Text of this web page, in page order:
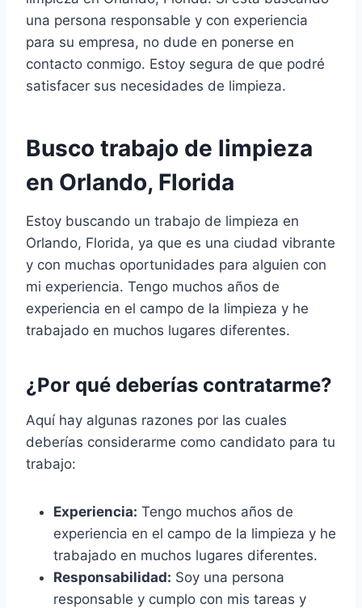
una persona responsable y con experiencia
para su empresa, no dude en ponerse en
contacto conmigo. Estoy segura de que podré
satisfacer sus necesidades de limpieza.
Busco trabajo de limpieza
en Orlando, Florida
Estoy buscando un trabajo de limpieza en
Orlando, Florida, ya que es una ciudad vibrante
y con muchas oportunidades para alguien con
mi experiencia. Tengo muchos años de
experiencia en el campo de la limpieza y he
trabajado en muchos lugares diferentes.
¿Por qué deberías contratarme?
Aquí hay algunas razones por las cuales
deberías considerarme como candidato para tu
trabajo:
Experiencia: Tengo muchos años de
experiencia en el campo de la limpieza y he
trabajado en muchos lugares diferentes.
Responsabilidad: Soy una persona
responsable y cumplo con mis tareas y